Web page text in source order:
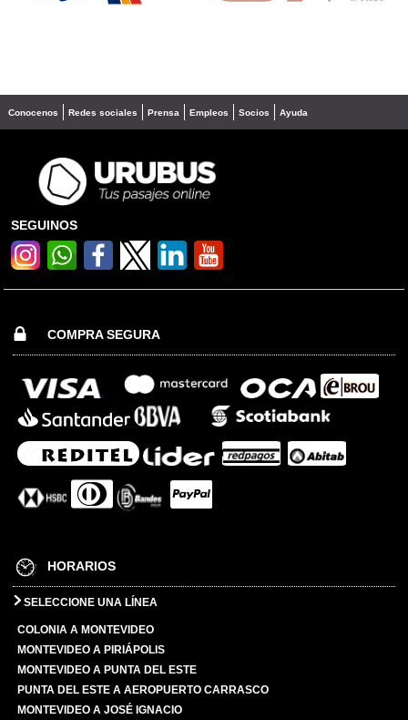
Conocenos Redes sociales Prensa Empleos Socios Ayuda
SEGUINOS
COMPRA SEGURA
HORARIOS
SELECCIONE UNA LÍNEA
COLONIA A MONTEVIDEO
MONTEVIDEO A PIRIÁPOLIS
MONTEVIDEO A PUNTA DEL ESTE
PUNTA DEL ESTE A AEROPUERTO CARRASCO
MONTEVIDEO A JOSÉ IGNACIO